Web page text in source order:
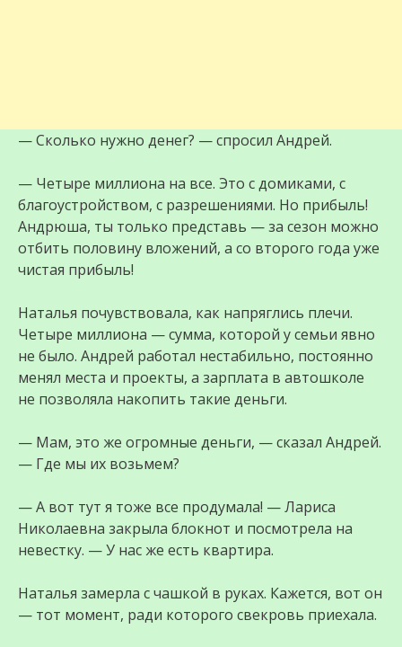
— Сколько нужно денег? — спросил Андрей.
— Четыре миллиона на все. Это с домиками, с
благоустройством, с разрешениями. Но прибыль!
Андрюша, ты только представь — за сезон можно
отбить половину вложений, а со второго года уже
чистая прибыль!
Наталья почувствовала, как напряглись плечи.
Четыре миллиона — сумма, которой у семьи явно
не было. Андрей работал нестабильно, постоянно
менял места и проекты, а зарплата в автошколе
не позволяла накопить такие деньги.
— Мам, это же огромные деньги, — сказал Андрей.
— Где мы их возьмем?
— А вот тут я тоже все продумала! — Лариса
Николаевна закрыла блокнот и посмотрела на
невестку. — У нас же есть квартира.
Наталья замерла с чашкой в руках. Кажется, вот он
— тот момент, ради которого свекровь приехала.